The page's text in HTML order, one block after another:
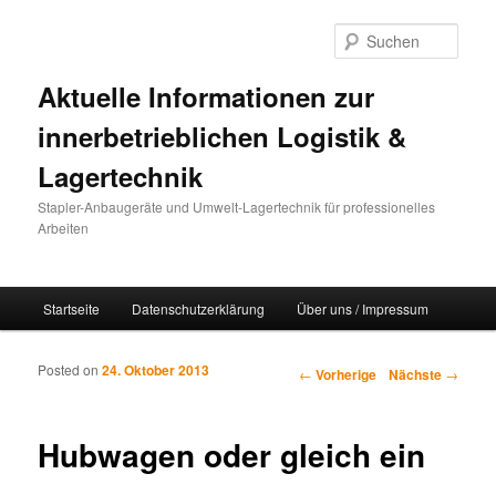
Aktuelle Informationen zur
innerbetrieblichen Logistik &
Lagertechnik
Stapler-Anbaugeräte und Umwelt-Lagertechnik für professionelles
Arbeiten
Zum Inhalt wechseln
Zum sekundären Inhalt wechseln
Startseite Datenschutzerklärung Über uns / Impressum
Artikelnavigation
← Vorherige Nächste →
Hubwagen oder gleich ein
Posted on24. Oktober 2013